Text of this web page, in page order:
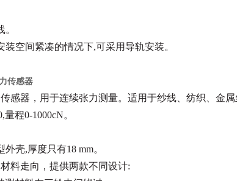
装空间紧凑的情况下,可采用导轨安装。
传感器
感器，用于连续张力测量。适用于纱线、纺织、金
程0-1000cN。
外壳,厚度只有18 mm。
料走向，提供两款不同设计: